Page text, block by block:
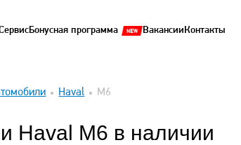
Бонусная программа ВакансииКонтакты
Haval M6
Haval M6 в наличии